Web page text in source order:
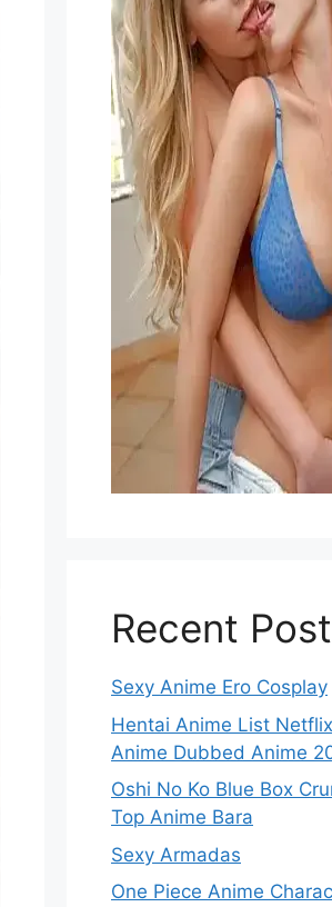
Recent
Sexy Anime Ero Cosplay
Hentai Anime List
Anime Dubbed Anime
Oshi No Ko Blue Box
Top Anime Bara
Sexy Armadas
One Piece Anime